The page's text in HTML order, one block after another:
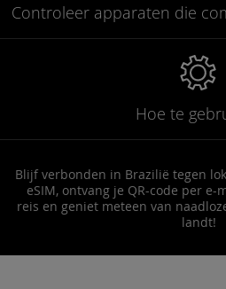
Controleer apparaten die
Hoe te
Blijf verbonden in Brazilië tegen
eSIM, ontvang je QR-code per e-
reis en geniet meteen van
landt!